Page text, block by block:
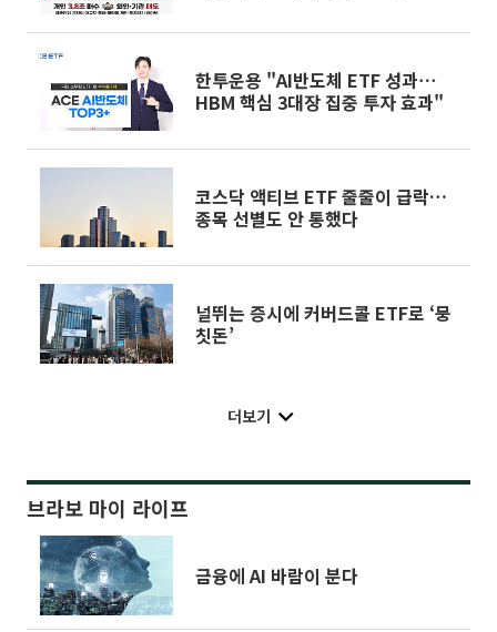
한투운용 "AI반도체 ETF 성과⋯
HBM 핵심 3대장 집중 투자 효과"
코스닥 액티브 ETF 줄줄이 급락…
종목 선별도 안 통했다
널뛰는 증시에 커버드콜 ETF로 ‘뭉
칫돈’
더보기
브라보 마이 라이프
금융에 AI 바람이 분다